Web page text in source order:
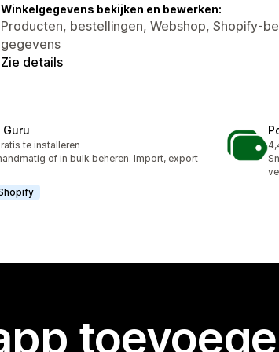
Winkelgegevens bekijken en bewerken:
Producten, bestellingen, Webshop, Shopify-
gegevens
Zie details
in totaal
te installeren
of in bulk beheren. Import, export